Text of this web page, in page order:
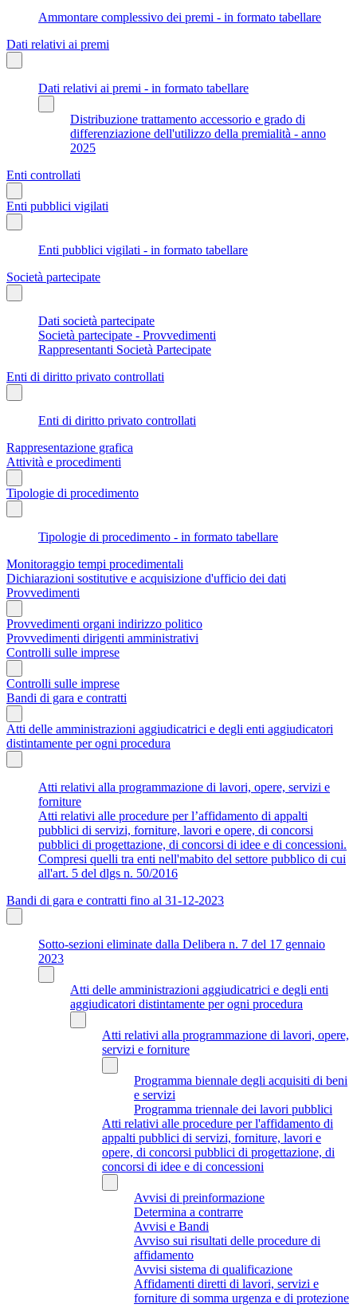
Ammontare complessivo dei premi - in formato tabellare
Dati relativi ai premi
Dati relativi ai premi - in formato tabellare
Distribuzione trattamento accessorio e grado di
differenziazione dell'utilizzo della premialità - anno
2025
Enti controllati
Enti pubblici vigilati
Enti pubblici vigilati - in formato tabellare
Società partecipate
Dati società partecipate
Società partecipate - Provvedimenti
Rappresentanti Società Partecipate
Enti di diritto privato controllati
Enti di diritto privato controllati
Rappresentazione grafica
Attività e procedimenti
Tipologie di procedimento
Tipologie di procedimento - in formato tabellare
Monitoraggio tempi procedimentali
Dichiarazioni sostitutive e acquisizione d'ufficio dei dati
Provvedimenti
Provvedimenti organi indirizzo politico
Provvedimenti dirigenti amministrativi
Controlli sulle imprese
Controlli sulle imprese
Bandi di gara e contratti
Atti delle amministrazioni aggiudicatrici e degli enti aggiudicatori
distintamente per ogni procedura
Atti relativi alla programmazione di lavori, opere, servizi e
forniture
Atti relativi alle procedure per l’affidamento di appalti
pubblici di servizi, forniture, lavori e opere, di concorsi
pubblici di progettazione, di concorsi di idee e di concessioni.
Compresi quelli tra enti nell'mabito del settore pubblico di cui
all'art. 5 del dlgs n. 50/2016
Bandi di gara e contratti fino al 31-12-2023
Sotto-sezioni eliminate dalla Delibera n. 7 del 17 gennaio
2023
Atti delle amministrazioni aggiudicatrici e degli enti
aggiudicatori distintamente per ogni procedura
Atti relativi alla programmazione di lavori, opere,
servizi e forniture
Programma biennale degli acquisiti di beni
e servizi
Programma triennale dei lavori pubblici
Atti relativi alle procedure per l'affidamento di
appalti pubblici di servizi, forniture, lavori e
opere, di concorsi pubblici di progettazione, di
concorsi di idee e di concessioni
Avvisi di preinformazione
Determina a contrarre
Avvisi e Bandi
Avviso sui risultati delle procedure di
affidamento
Avvisi sistema di qualificazione
Affidamenti diretti di lavori, servizi e
forniture di somma urgenza e di protezione